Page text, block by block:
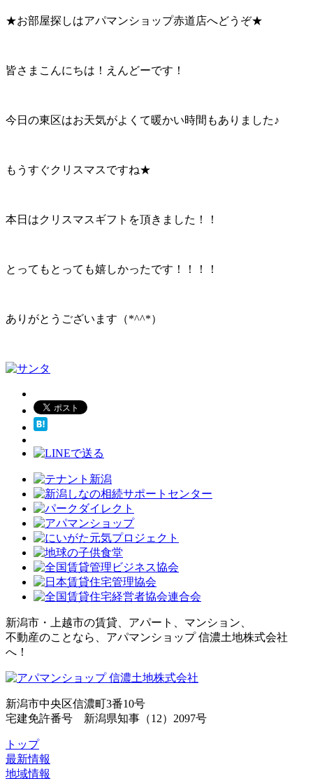
★お部屋探しはアパマンショップ赤道店へどうぞ★
皆さまこんにちは！えんどーです！
今日の東区はお天気がよくて暖かい時間もありました♪
もうすぐクリスマスですね★
本日はクリスマスギフトを頂きました！！
とってもとっても嬉しかったです！！！！
ありがとうございます（*^^*）
新潟市・上越市の賃貸、アパート、マンション、
不動産のことなら、アパマンショップ 信濃土地株式会社
へ！
新潟市中央区信濃町3番10号
宅建免許番号 新潟県知事（12）2097号
トップ
最新情報
地域情報